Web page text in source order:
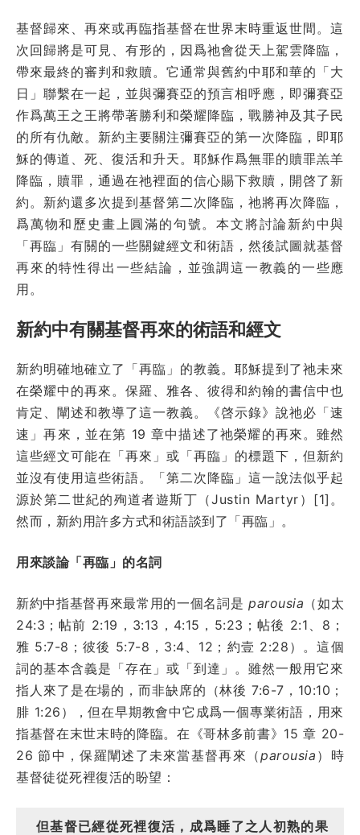
基督歸來、再來或再臨指基督在世界末時重返世間。這
次回歸將是可見、有形的，因爲祂會從天上駕雲降臨，
帶來最終的審判和救贖。它通常與舊約中耶和華的「大
日」聯繫在一起，並與彌賽亞的預言相呼應，即彌賽亞
作爲萬王之王將帶著勝利和榮耀降臨，戰勝神及其子民
的所有仇敵。新約主要關注彌賽亞的第一次降臨，即耶
穌的傳道、死、復活和升天。耶穌作爲無罪的贖罪羔羊
降臨，贖罪，通過在祂裡面的信心賜下救贖，開啓了新
約。新約還多次提到基督第二次降臨，祂將再次降臨，
爲萬物和歷史畫上圓滿的句號。本文將討論新約中與
「再臨」有關的一些關鍵經文和術語，然後試圖就基督
再來的特性得出一些結論，並強調這一教義的一些應
用。
新約中有關基督再來的術語和經文
新約明確地確立了「再臨」的教義。耶穌提到了祂未來
在榮耀中的再來。保羅、雅各、彼得和約翰的書信中也
肯定、闡述和教導了這一教義。《啓示錄》說祂必「速
速」再來，並在第 19 章中描述了祂榮耀的再來。雖然
這些經文可能在「再來」或「再臨」的標題下，但新約
並沒有使用這些術語。「第二次降臨」這一說法似乎起
源於第二世紀的殉道者遊斯丁（Justin Martyr）[1]。
然而，新約用許多方式和術語談到了「再臨」。
用來談論「再臨」的名詞
新約中指基督再來最常用的一個名詞是 parousia （如太
24:3；帖前 2:19，3:13，4:15，5:23；帖後 2:1、8；
雅 5:7-8；彼後 5:7-8，3:4、12；約壹 2:28）。這個
詞的基本含義是「存在」或「到達」。雖然一般用它來
指人來了是在場的，而非缺席的（林後 7:6-7，10:10；
腓 1:26），但在早期教會中它成爲一個專業術語，用來
指基督在末世末時的降臨。在《哥林多前書》15 章 20-
26 節中，保羅闡述了未來當基督再來（parousia ）時
基督徒從死裡復活的盼望：
但基督已經從死裡復活，成爲睡了之人初熟的果